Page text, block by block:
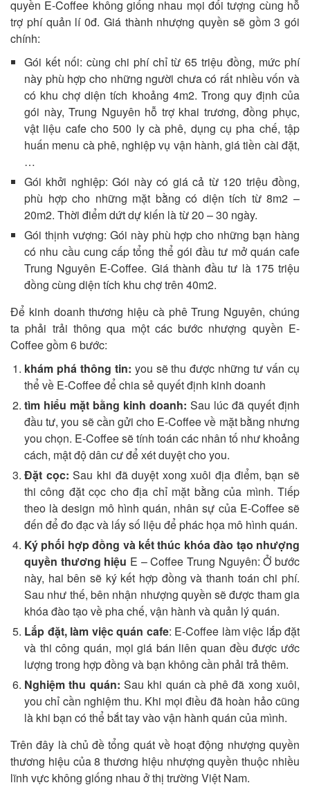
quyền E-Coffee không giống nhau mọi đối tượng cùng hỗ
trợ phí quản lí 0đ. Giá thành nhượng quyền sẽ gồm 3 gói
chính:
Gói kết nối: cùng chi phí chỉ từ 65 triệu đồng, mức phí
này phù hợp cho những người chưa có rất nhiều vốn và
có khu chợ diện tích khoảng 4m2. Trong quy định của
gói này, Trung Nguyên hỗ trợ khai trương, đồng phục,
vật liệu cafe cho 500 ly cà phê, dụng cụ pha chế, tập
huấn menu cà phê, nghiệp vụ vận hành, giá tiền cài đặt,
…
Gói khởi nghiệp: Gói này có giá cả từ 120 triệu đồng,
phù hợp cho những mặt bằng có diện tích từ 8m2 –
20m2. Thời điểm dứt dự kiến là từ 20 – 30 ngày.
Gói thịnh vượng: Gói này phù hợp cho những bạn hàng
có nhu cầu cung cấp tổng thể gói đầu tư mở quán cafe
Trung Nguyên E-Coffee. Giá thành đầu tư là 175 triệu
đồng cùng diện tích khu chợ trên 40m2.
Để kinh doanh thương hiệu cà phê Trung Nguyên, chúng
ta phải trải thông qua một các bước nhượng quyền E-
Coffee gồm 6 bước:
khám phá thông tin: you sẽ thu được những tư vấn cụ
thể về E-Coffee để chia sẻ quyết định kinh doanh
tìm hiểu mặt bằng kinh doanh: Sau lúc đã quyết định
đầu tư, you sẽ cần gửi cho E-Coffee về mặt bằng nhưng
you chọn. E-Coffee sẽ tính toán các nhân tố như khoảng
cách, mật độ dân cư để xét duyệt cho you.
Đặt cọc: Sau khi đã duyệt xong xuôi địa điểm, bạn sẽ
thi công đặt cọc cho địa chỉ mặt bằng của mình. Tiếp
theo là design mô hình quán, nhân sự của E-Coffee sẽ
đến để đo đạc và lấy số liệu để phác họa mô hình quán.
Ký phối hợp đồng và kết thúc khóa đào tạo nhượng
quyền thương hiệu E – Coffee Trung Nguyên: Ở bước
này, hai bên sẽ ký kết hợp đồng và thanh toán chi phí.
Sau như thế, bên nhận nhượng quyền sẽ được tham gia
khóa đào tạo về pha chế, vận hành và quản lý quán.
Lắp đặt, làm việc quán cafe: E-Coffee làm việc lắp đặt
và thi công quán, mọi giá bán liên quan đều được ước
lượng trong hợp đồng và bạn không cần phải trả thêm.
Nghiệm thu quán: Sau khi quán cà phê đã xong xuôi,
you chỉ cần nghiệm thu. Khi mọi điều đã hoàn hảo cũng
là khi bạn có thể bắt tay vào vận hành quán của mình.
Trên đây là chủ đề tổng quát về hoạt động nhượng quyền
thương hiệu của 8 thương hiệu nhượng quyền thuộc nhiều
lĩnh vực không giống nhau ở thị trường Việt Nam.